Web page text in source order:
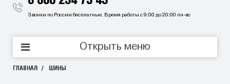
Звонки по России бесплатные. Время работы с 9:00 до 20:00 пн-вс
Открыть меню
ГЛАВНАЯ ШИНЫ